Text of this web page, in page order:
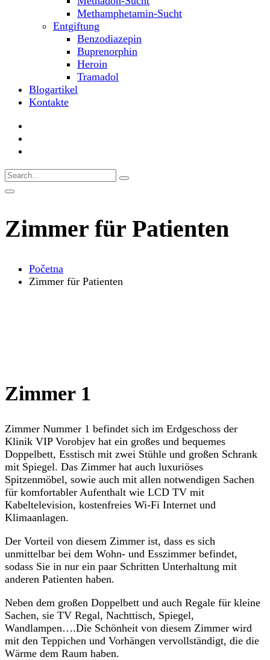
Methamphetamin-Sucht
Entgiftung
Benzodiazepin
Buprenorphin
Heroin
Tramadol
Blogartikel
Kontakte
Zimmer für Patienten
Početna
Zimmer für Patienten
Zimmer 1
Zimmer Nummer 1 befindet sich im Erdgeschoss der
Klinik VIP Vorobjev hat ein großes und bequemes
Doppelbett, Esstisch mit zwei Stühle und großen Schrank
mit Spiegel. Das Zimmer hat auch luxuriöses
Spitzenmöbel, sowie auch mit allen notwendigen Sachen
für komfortabler Aufenthalt wie LCD TV mit
Kabeltelevision, kostenfreies Wi-Fi Internet und
Klimaanlagen.
Der Vorteil von diesem Zimmer ist, dass es sich
unmittelbar bei dem Wohn- und Esszimmer befindet,
sodass Sie in nur ein paar Schritten Unterhaltung mit
anderen Patienten haben.
Neben dem großen Doppelbett und auch Regale für kleine
Sachen, sie TV Regal, Nachttisch, Spiegel,
Wandlampen….Die Schönheit von diesem Zimmer wird
mit den Teppichen und Vorhängen vervollständigt, die die
Wärme dem Raum haben.